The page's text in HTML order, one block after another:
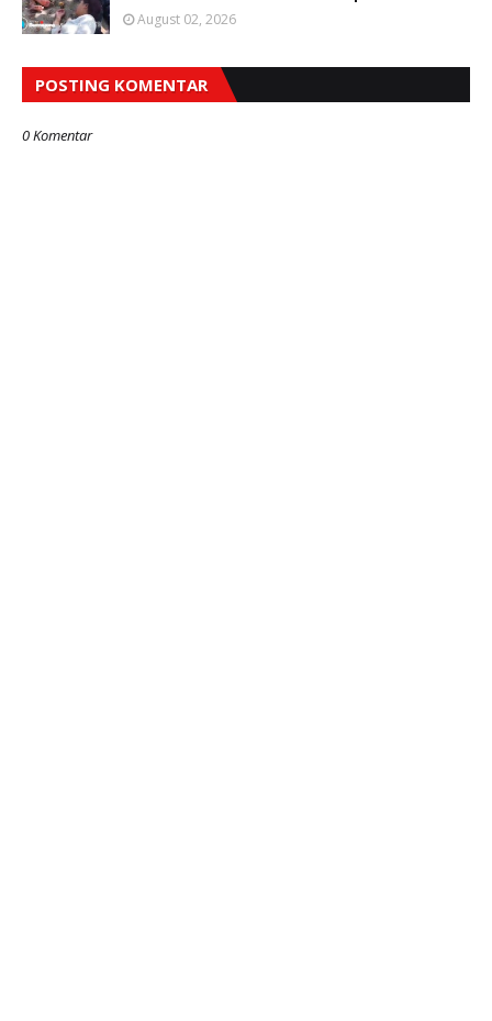
August 02, 2026
POSTING KOMENTAR
0 Komentar